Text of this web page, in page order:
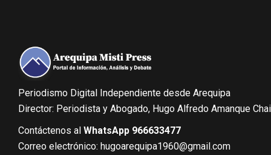
Periodismo Digital Independiente desde Arequipa
Director: Periodista y Abogado, Hugo Alfredo Amanque
Contáctenos al WhatsApp 966633477
Correo electrónico: hugoarequipa1960@gmail.com